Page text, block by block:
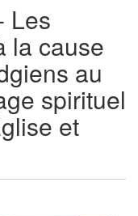
Les
la cause
au
spirituel
et